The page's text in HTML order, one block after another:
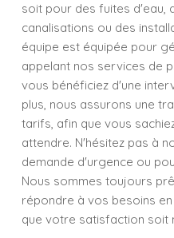
soit pour des fuites d'eau,
canalisations ou des
équipe est équipée pour
appelant nos services de
vous bénéficiez d'une
plus, nous assurons une
tarifs, afin que vous
attendre. N'hésitez pas à
demande d'urgence ou
Nous sommes toujours
répondre à vos besoins
que votre satisfaction soit